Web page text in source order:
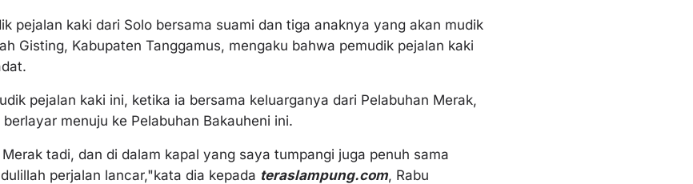
pejalan kaki dari Solo bersama suami dan tiga anaknya yang akan mudik
Gisting, Kabupaten Tanggamus, mengaku bahwa pemudik pejalan kaki
pejalan kaki ini, ketika ia bersama keluarganya dari Pelabuhan Merak,
menuju ke Pelabuhan Bakauheni ini.
tadi, dan di dalam kapal yang saya tumpangi juga penuh sama
perjalan lancar,"kata dia kepada teraslampung.com, Rabu